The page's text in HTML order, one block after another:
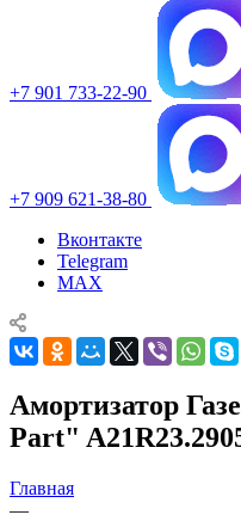
+7 901 733-22-90
+7 909 621-38-80
Вконтакте
Telegram
MAX
Амортизатор
Part"
Главная
—